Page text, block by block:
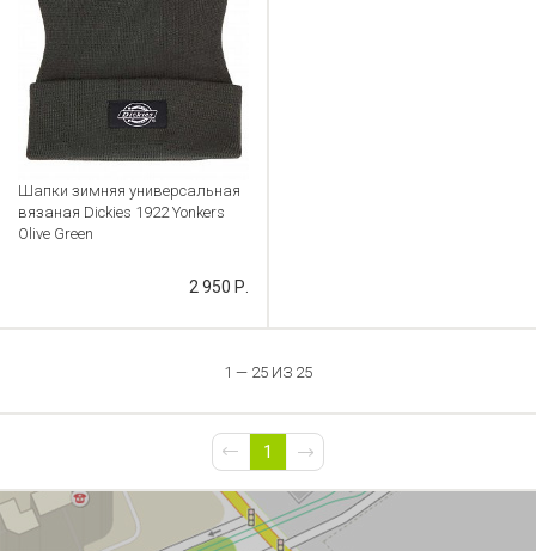
Шапки зимняя универсальная
вязаная Dickies 1922 Yonkers
Olive Green
2 950 Р.
1 — 25 ИЗ 25
1